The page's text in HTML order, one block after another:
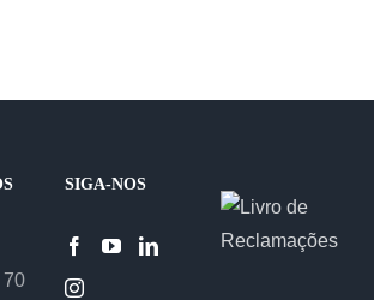
70
SIGA-NOS